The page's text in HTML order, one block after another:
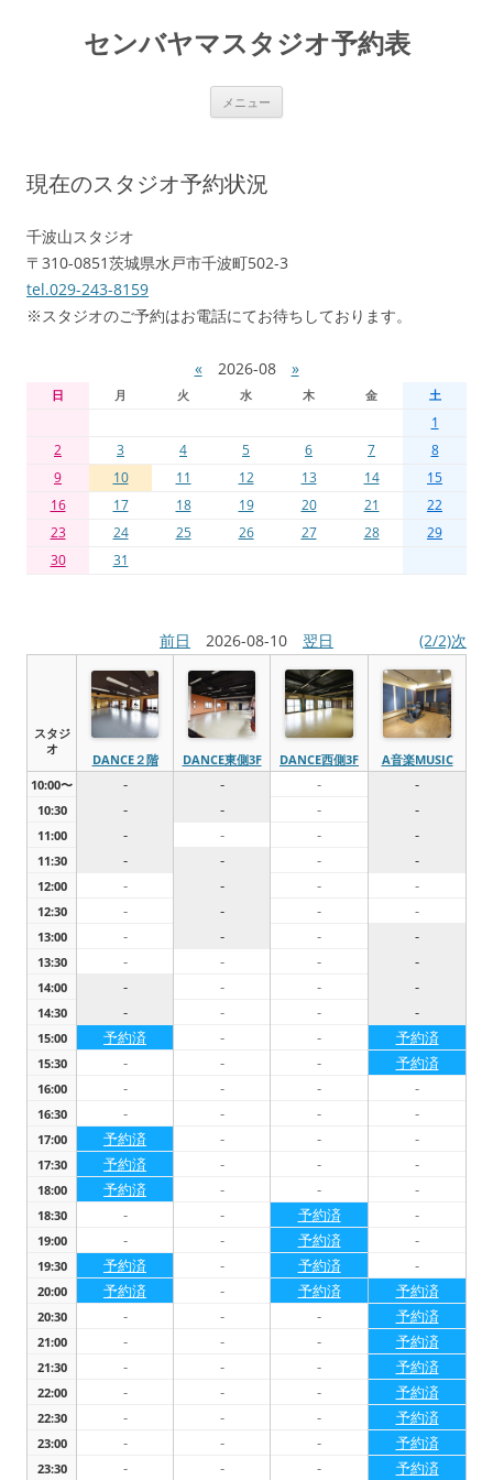
センバヤマスタジオ予約表
メニュー
現在のスタジオ予約状況
千波山スタジオ
〒310-0851茨城県水戸市千波町502-3
tel.029-243-8159
※スタジオのご予約はお電話にてお待ちしております。
« 2026-08 »
日 月 火 水 木 金 土
1
2
3 4 5 6 7
8
9
10 11 12 13 14
15
16
17 18 19 20 21
22
23
24 25 26 27 28
29
30
31
前日 2026-08-10 翌日 (2/2)次
スタジ
オ
DANCE２階 DANCE東側3F DANCE西側3F
A音楽MUSIC
10:00〜
- - - -
10:30 - - - -
11:00 - - - -
11:30 - - - -
12:00 - - - -
12:30 - - - -
13:00 - - - -
13:30 - - - -
14:00 - - - -
14:30 - - - -
15:00 予約済 - - 予約済
15:30 - - - 予約済
16:00 - - - -
16:30 - - - -
17:00 予約済 - - -
17:30 予約済 - - -
18:00 予約済 - - -
18:30 - - 予約済 -
19:00 - - 予約済 -
19:30 予約済 - 予約済 -
20:00 予約済 - 予約済 予約済
20:30 - - - 予約済
21:00 - - - 予約済
21:30 - - - 予約済
22:00 - - - 予約済
22:30 - - - 予約済
23:00 - - - 予約済
23:30 - - - 予約済